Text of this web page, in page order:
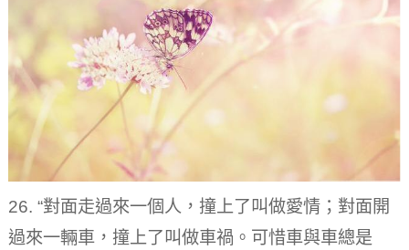
26. “對面走過來一個人，撞上了叫做愛情；對面開
過來一輛車，撞上了叫做車禍。可惜車與車總是